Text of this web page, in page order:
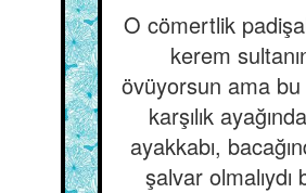
O cömertlik
kerem
övüyorsun ama
karşılık
ayakkabı,
şalvar olmalıydı